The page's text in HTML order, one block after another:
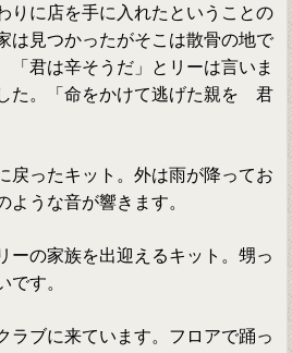
りに店を手に入れたということの
は見つかったがそこは散骨の地で
「君は辛そうだ」とリーは言いま
た。「命をかけて逃げた親を 君
戻ったキット。外は雨が降ってお
ような音が響きます。
ーの家族を出迎えるキット。甥っ
です。
ラブに来ています。フロアで踊っ